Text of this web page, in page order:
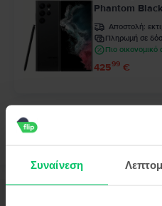
Συναίνεση
Phantom
Αποστολή:
Πληρωμή σε
Πιο
42599 €